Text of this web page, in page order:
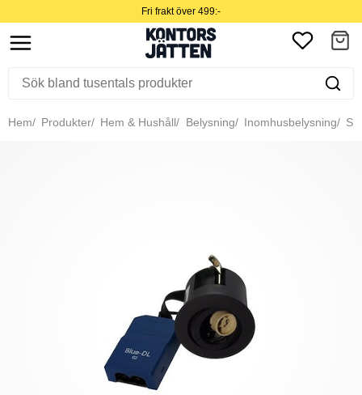
Fri frakt över 499:-
Hem Produkter Hem & Hushåll Belysning Inomhusbelysning